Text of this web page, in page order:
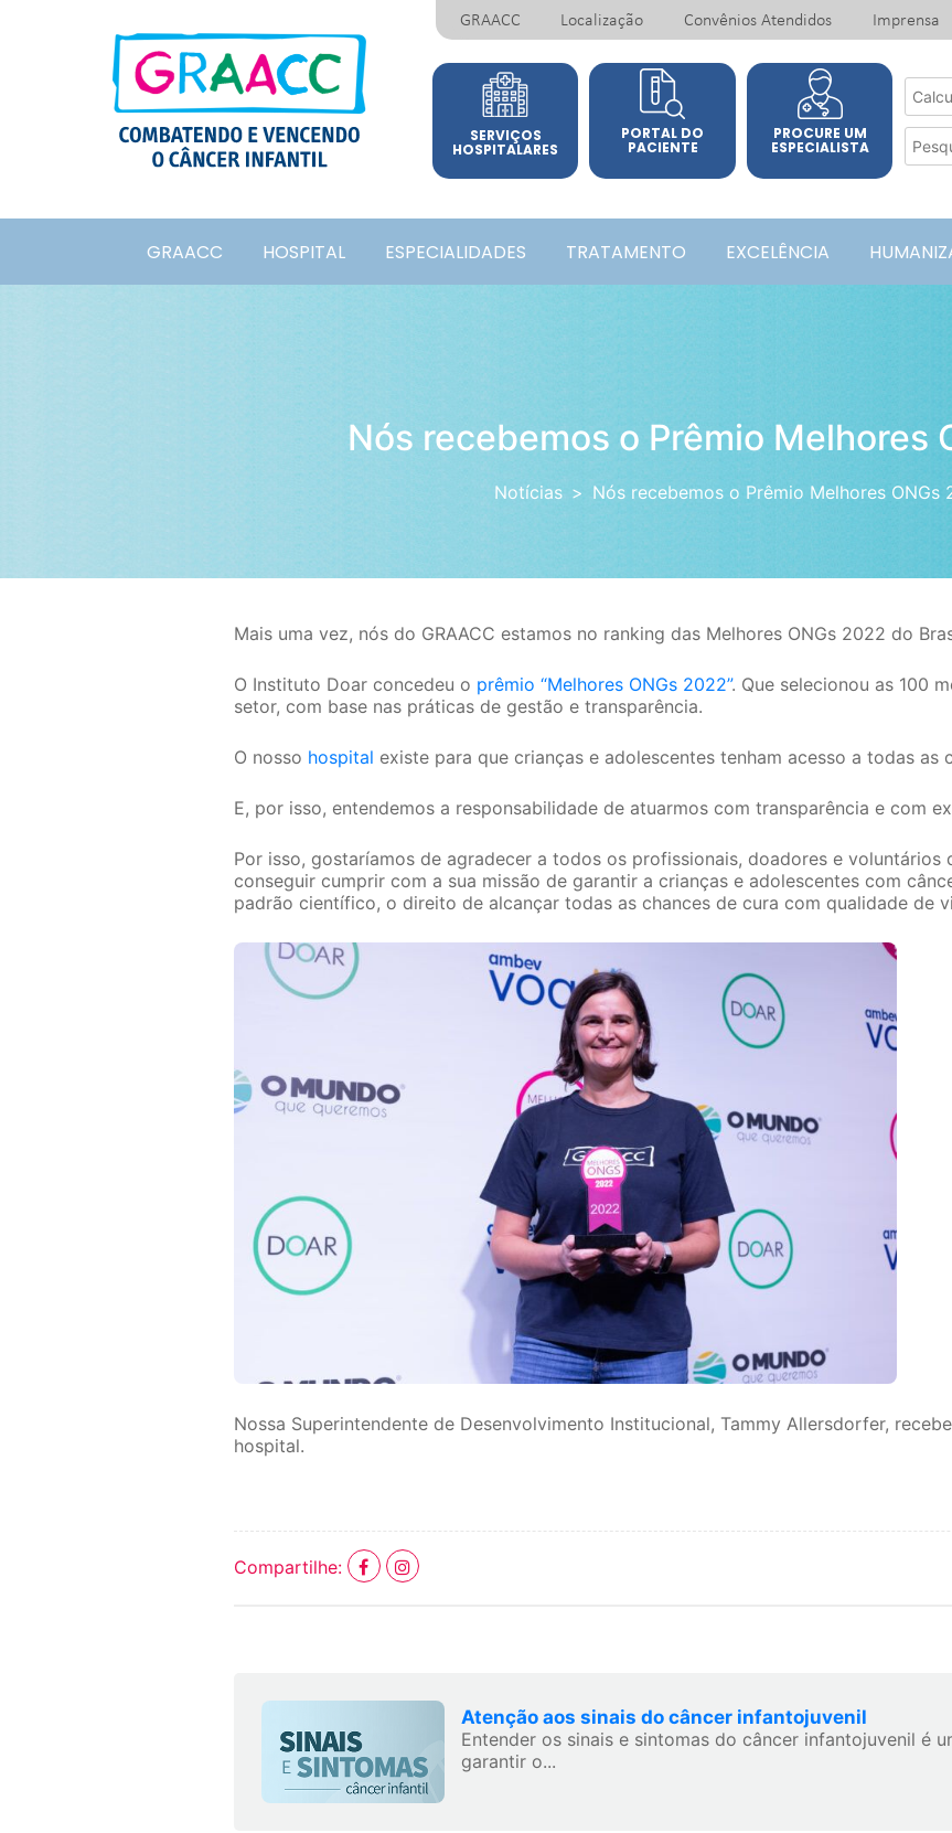
GRAACC Localização Convênios Atendidos Imprensa
SERVIÇOS
HOSPITALARES
PORTAL DO
PACIENTE
PROCURE UM
ESPECIALISTA
GRAACC HOSPITAL ESPECIALIDADES TRATAMENTO EXCELÊNCIA
Nós recebemos o Prêmio Melhores
Notícias Nós recebemos o Prêmio Melhores ONGs
Mais uma vez, nós do GRAACC estamos no ranking das Melhores ONGs 2022 do
O Instituto Doar concedeu o prêmio “Melhores ONGs 2022”. Que selecionou as 100
setor, com base nas práticas de gestão e transparência.
O nosso hospital existe para que crianças e adolescentes tenham acesso a todas as
E, por isso, entendemos a responsabilidade de atuarmos com transparência e com
Por isso, gostaríamos de agradecer a todos os profissionais, doadores e voluntários
conseguir cumprir com a sua missão de garantir a crianças e adolescentes com
padrão científico, o direito de alcançar todas as chances de cura com qualidade de
Nossa Superintendente de Desenvolvimento Institucional, Tammy Allersdorfer,
hospital.
Compartilhe:
Atenção aos sinais do câncer infantojuvenil
Entender os sinais e sintomas do câncer infantojuvenil é
garantir o...